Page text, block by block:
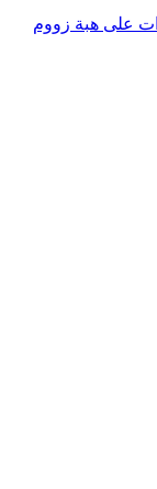
على هبة زووم